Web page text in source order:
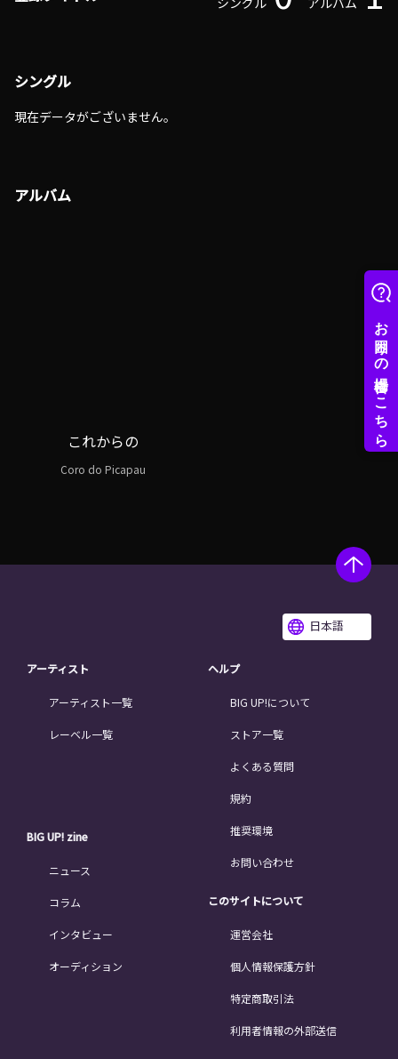
シングル
現在データがございません。
アルバム
これからの
Coro do Picapau
日本語
アーティスト
アーティスト一覧
レーベル一覧
BIG UP! zine
ニュース
コラム
インタビュー
オーディション
ヘルプ
BIG UP!について
ストア一覧
よくある質問
規約
推奨環境
お問い合わせ
このサイトについて
運営会社
個人情報保護方針
特定商取引法
利用者情報の外部送信